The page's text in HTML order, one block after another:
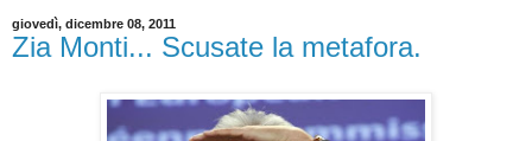
giovedì, dicembre 08, 2011
Zia Monti... Scusate la metafora.